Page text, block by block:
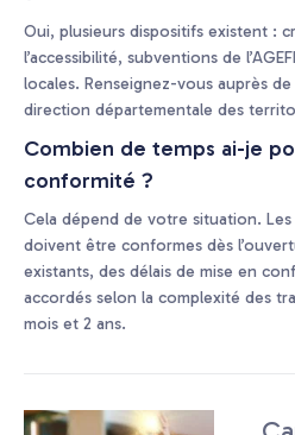
Oui, plusieurs dispositifs existent :
l’accessibilité, subventions de
locales. Renseignez-vous auprès
direction départementale des
Combien de temps ai-je
conformité ?
Cela dépend de votre situation.
doivent être conformes dès
existants, des délais de mise en
accordés selon la complexité des
mois et 2 ans.